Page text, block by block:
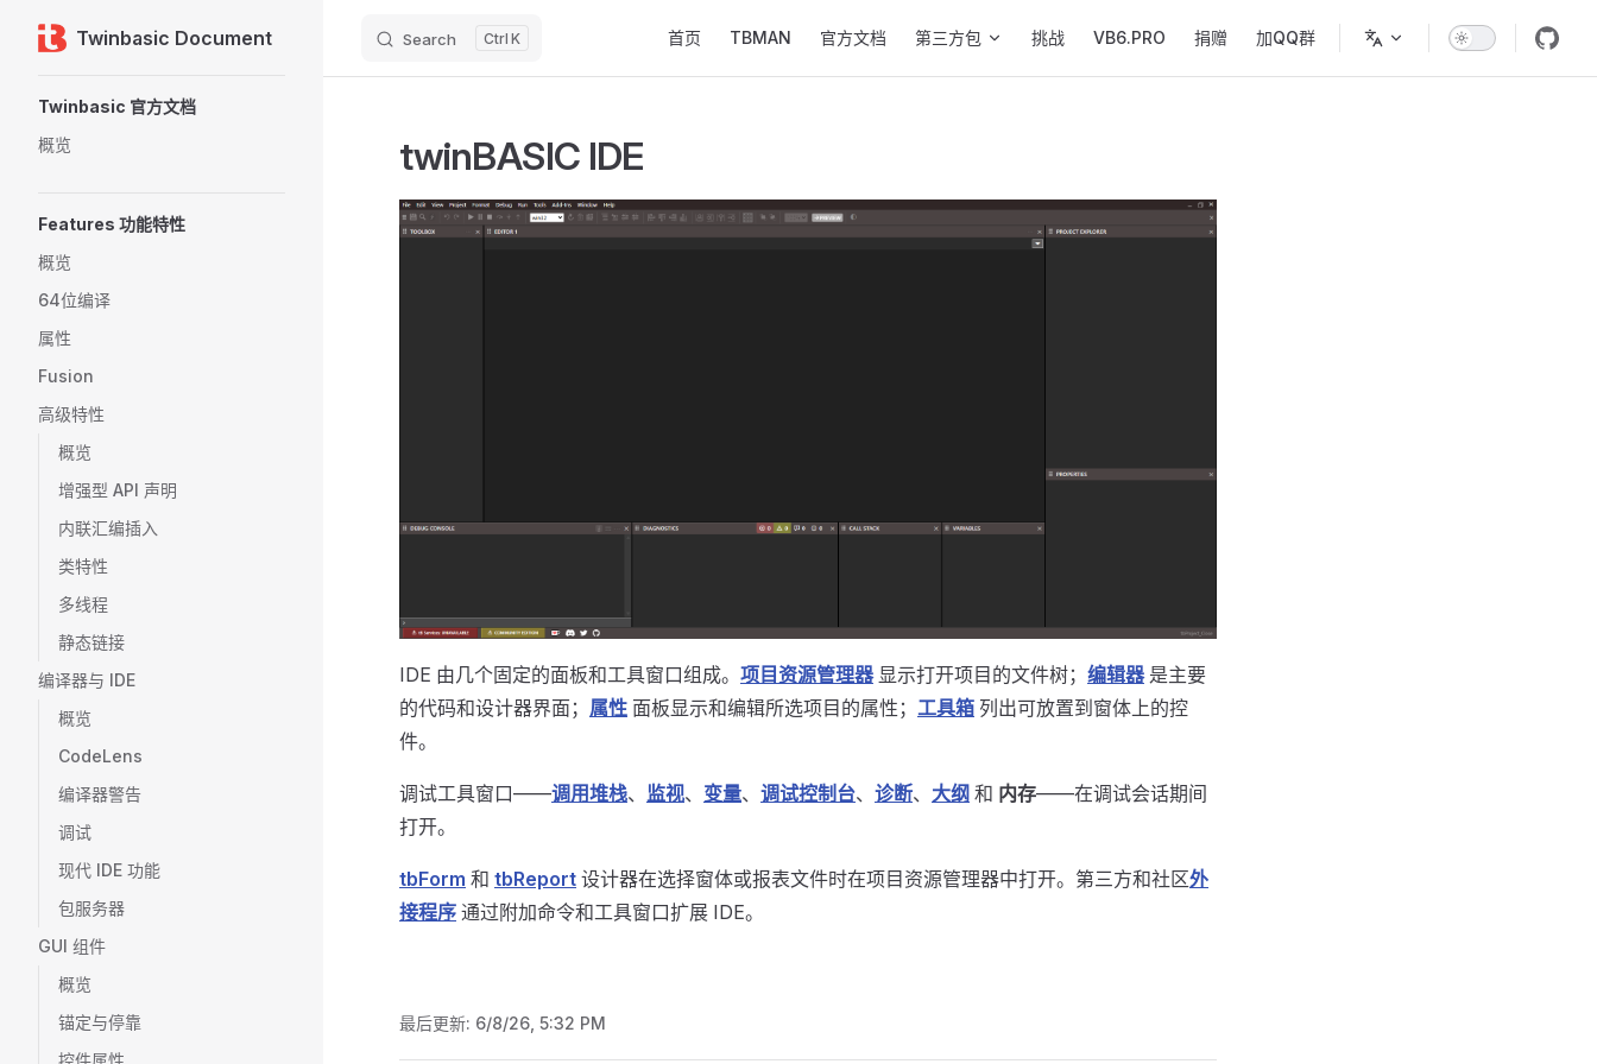
Skip to content
Twinbasic Document Search K 首页 TBMAN 官方文档 第三方包 挑战 VB6.PRO 捐赠 加QQ群
Twinbasic 官方文档
概览
Features 功能特性
概览
64位编译
属性
Fusion
高级特性
概览
增强型 API 声明
内联汇编插入
类特性
多线程
静态链接
编译器与 IDE
概览
CodeLens
编译器警告
调试
现代 IDE 功能
包服务器
GUI 组件
概览
锚定与停靠
控件属性
twinBASIC IDE
IDE 由几个固定的面板和工具窗口组成。 项目资源管理器显示打开项目的文件树； 编辑器是主要
的代码和设计器界面； 属性 面板显示和编辑所选项目的属性； 工具箱 列出可放置到窗体上的控
件。
调试工具窗口——调用堆栈、 监视、 变量、 调试控制台、 诊断、 大纲 和 内存——在调试会话期间
打开。
tbForm 和 tbReport 设计器在选择窗体或报表文件时在项目资源管理器中打开。第三方和社区外
接程序 通过附加命令和工具窗口扩展 IDE。
最后更新: 6/8/26, 5:32 PM